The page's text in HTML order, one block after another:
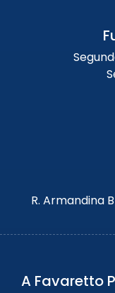
R. Armandina
A Favaretto